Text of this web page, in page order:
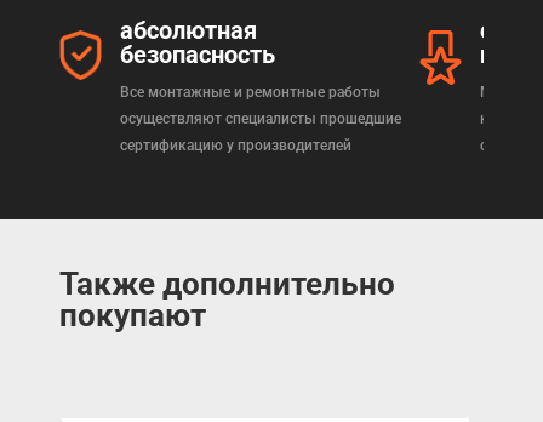
абсолютная
безопасность
Все монтажные и ремонтные работы
осуществляют специалисты прошедшие
сертификацию у производителей
Мы
Также дополнительно
покупают